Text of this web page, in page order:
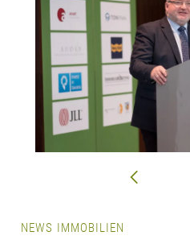
NEWS IMMOBILIEN